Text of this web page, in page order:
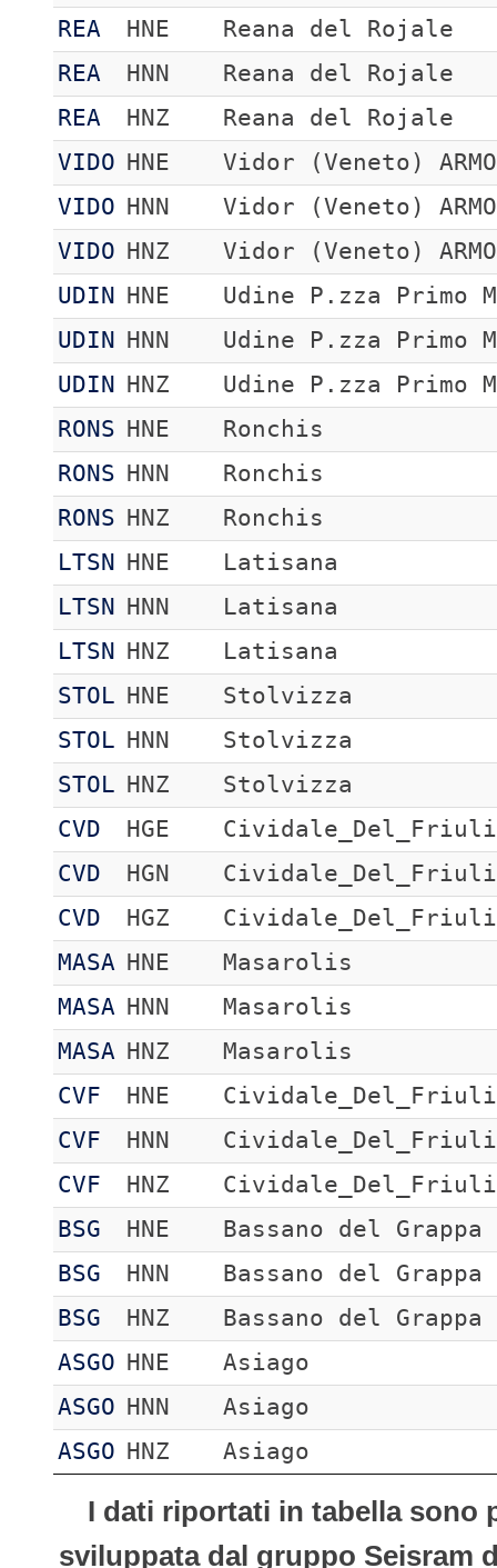
REA
HNE
Reana del Rojale
REA
HNN
Reana del Rojale
REA
HNZ
Reana del Rojale
VIDO HNE
Vidor (Veneto)
VIDO HNN
Vidor (Veneto)
VIDO HNZ
Vidor (Veneto)
UDIN
HNE
Udine P.zza Primo
UDIN
HNN
Udine P.zza Primo
UDIN
HNZ
Udine P.zza Primo
RONS HNE
Ronchis
RONS HNN
Ronchis
RONS HNZ
Ronchis
LTSN
HNE
Latisana
LTSN
HNN
Latisana
LTSN
HNZ
Latisana
STOL HNE
Stolvizza
STOL HNN
Stolvizza
STOL HNZ
Stolvizza
CVD
HGE
CVD
HGN
CVD
HGZ
MASA HNE
Masarolis
MASA HNN
Masarolis
MASA HNZ
Masarolis
CVF
HNE
Cividale_Del_Friuli
CVF
HNN
Cividale_Del_Friuli
CVF
HNZ
Cividale_Del_Friuli
BSG
HNE
Bassano del Grappa
BSG
HNN
Bassano del Grappa
BSG
HNZ
Bassano del Grappa
ASGO HNE
Asiago
ASGO HNN
Asiago
ASGO HNZ Asiago
I dati riportati in tabella sono
sviluppata dal gruppo Seisram